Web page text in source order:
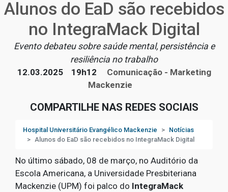
Alunos do EaD são recebidos
no IntegraMack Digital
Evento debateu sobre saúde mental, persistência e
resiliência no trabalho
12.03.2025
19h12
Comunicação - Marketing
Mackenzie
COMPARTILHE NAS REDES SOCIAIS
Hospital Universitário Evangélico Mackenzie
Notícias
Alunos do EaD são recebidos no IntegraMack Digital
No último sábado, 08 de março, no Auditório da
Escola Americana, a Universidade Presbiteriana
Mackenzie (UPM) foi palco do IntegraMack